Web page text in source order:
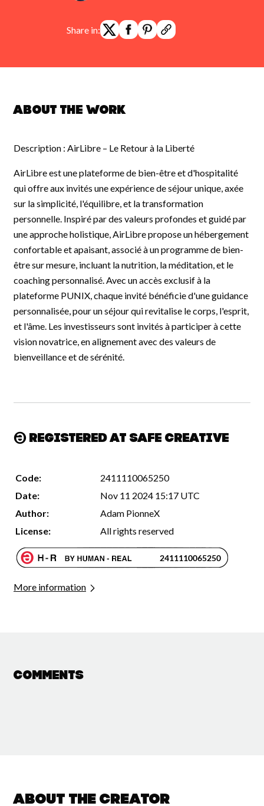
Share in:
About the work
Description : AirLibre – Le Retour à la Liberté
AirLibre est une plateforme de bien-être et d'hospitalité
qui offre aux invités une expérience de séjour unique, axée
sur la simplicité, l'équilibre, et la transformation
personnelle. Inspiré par des valeurs profondes et guidé par
une approche holistique, AirLibre propose un hébergement
confortable et apaisant, associé à un programme de bien-
être sur mesure, incluant la nutrition, la méditation, et le
coaching personnalisé. Avec un accès exclusif à la
plateforme PUNIX, chaque invité bénéficie d'une guidance
personnalisée, pour un séjour qui revitalise le corps, l'esprit,
et l'âme. Les investisseurs sont invités à participer à cette
vision novatrice, en alignement avec des valeurs de
bienveillance et de sérénité.
Registered at Safe Creative
Code:
2411110065250
Date:
Nov 11 2024 15:17 UTC
Author:
Adam PionneX
License:
All rights reserved
More information
Comments
About the creator